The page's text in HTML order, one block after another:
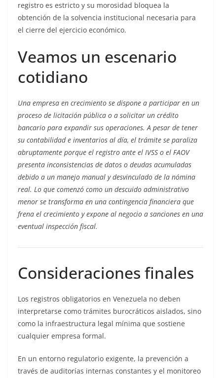
registro es estricto y su morosidad bloquea la
obtención de la solvencia institucional necesaria para
el cierre del ejercicio económico.
Veamos un escenario
cotidiano
Una empresa en crecimiento se dispone a participar en un
proceso de licitación pública o a solicitar un crédito
bancario para expandir sus operaciones. A pesar de tener
su contabilidad e inventarios al día, el trámite se paraliza
abruptamente porque el registro ante el IVSS o el FAOV
presenta inconsistencias de datos o deudas acumuladas
debido a un manejo manual y desvinculado de la nómina
real. Lo que comenzó como un descuido administrativo
menor se transforma en una contingencia financiera que
frena el crecimiento y expone al negocio a sanciones en una
eventual inspección fiscal.
Consideraciones finales
Los registros obligatorios en Venezuela no deben
interpretarse como trámites burocráticos aislados, sino
como la infraestructura legal mínima que sostiene
cualquier empresa formal.
En un entorno regulatorio exigente, la prevención a
través de auditorías internas constantes y el monitoreo